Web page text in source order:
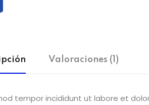
Valoraciones (1)
tempor incididunt ut labore et